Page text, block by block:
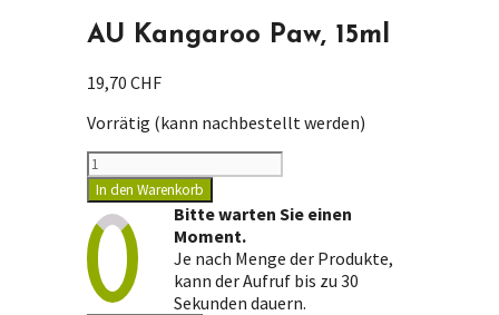
AU Kangaroo Paw, 15ml
19,70 CHF
Vorrätig (kann nachbestellt werden)
AU
Kangaroo
Paw,
15ml
Menge
In den Warenkorb
Bitte warten Sie einen
Moment.
Je nach Menge der Produkte,
kann der Aufruf bis zu 30
Sekunden dauern.